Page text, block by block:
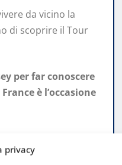
privacy
da vicino la
di scoprire il Tour
per far conoscere
è l’occasione